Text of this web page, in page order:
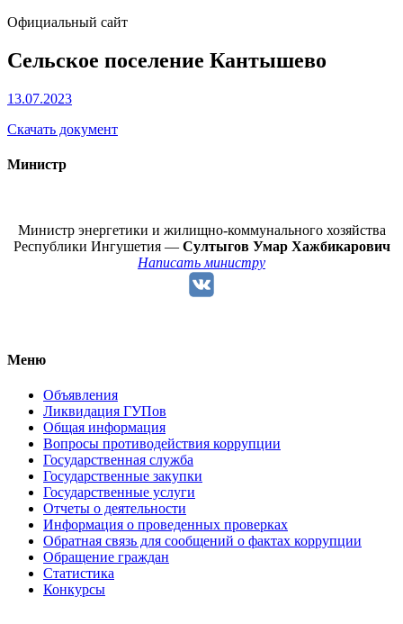
Официальный сайт
Сельское поселение Кантышево
13.07.2023
Скачать документ
Министр
Министр энергетики и жилищно-коммунального хозяйства
Республики Ингушетия — Султыгов Умар Хажбикарович
Написать министру
Меню
Объявления
Ликвидация ГУПов
Общая информация
Вопросы противодействия коррупции
Государственная служба
Государственные закупки
Государственные услуги
Отчеты о деятельности
Информация о проведенных проверках
Обратная связь для сообщений о фактах коррупции
Обращение граждан
Статистика
Конкурсы